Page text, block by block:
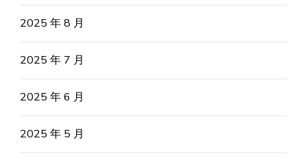
2025 年 8 月
2025 年 7 月
2025 年 6 月
2025 年 5 月